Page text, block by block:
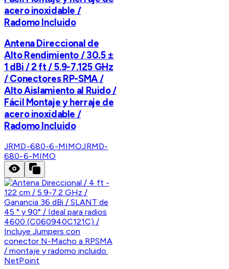
acero inoxidable /
Radomo Incluido
Antena Direccional de
Alto Rendimiento / 30.5 ±
1 dBi / 2 ft / 5.9-7.125 GHz
/ Conectores RP-SMA /
Alto Aislamiento al Ruido /
Fácil Montaje y herraje de
acero inoxidable /
Radomo Incluido
JRMD-680-6-MIMOJRMD-
680-6-MIMO
NetPoint